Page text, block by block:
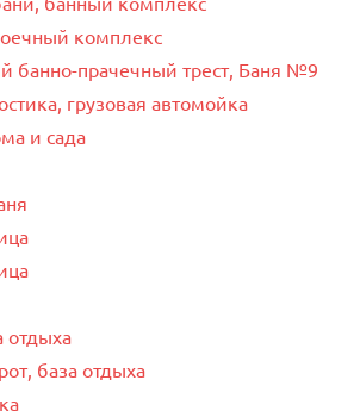
комплекс
банно-прачечный трест, Баня №9
грузовая автомойка
и сада
отдыха
база отдыха